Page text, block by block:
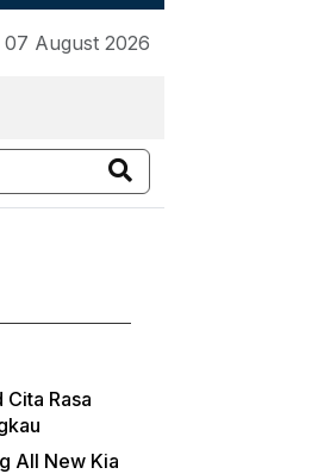
07 August 2026
Rasa
All New Kia